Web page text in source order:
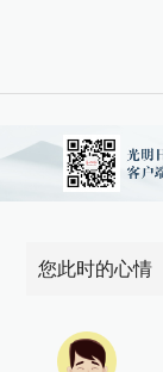
您此时的心情